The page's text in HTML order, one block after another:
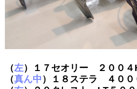
（左）１７セオリー ２００４
（真ん中）１８ステラ ４００